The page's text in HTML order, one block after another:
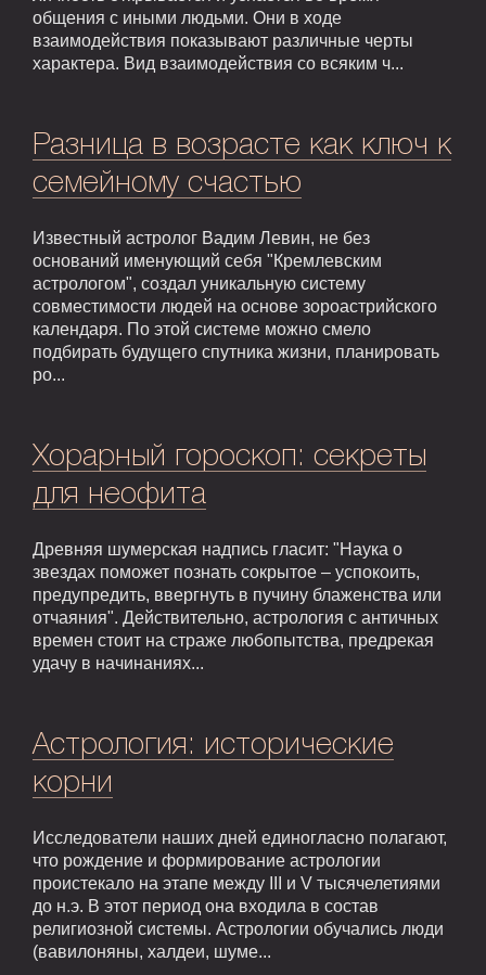
общения с иными людьми. Они в ходе
взаимодействия показывают различные черты
характера. Вид взаимодействия со всяким ч...
Разница в возрасте как ключ к
семейному счастью
Известный астролог Вадим Левин, не без
оснований именующий себя "Кремлевским
астрологом", создал уникальную систему
совместимости людей на основе зороастрийского
календаря. По этой системе можно смело
подбирать будущего спутника жизни, планировать
ро...
Хорарный гороскоп: секреты
для неофита
Древняя шумерская надпись гласит: "Наука о
звездах поможет познать сокрытое – успокоить,
предупредить, ввергнуть в пучину блаженства или
отчаяния". Действительно, астрология с античных
времен стоит на страже любопытства, предрекая
удачу в начинаниях...
Астрология: исторические
корни
Исследователи наших дней единогласно полагают,
что рождение и формирование астрологии
проистекало на этапе между III и V тысячелетиями
до н.э. В этот период она входила в состав
религиозной системы. Астрологии обучались люди
(вавилоняны, халдеи, шуме...